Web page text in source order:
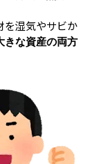
を湿気やサビか
きな資産の両方